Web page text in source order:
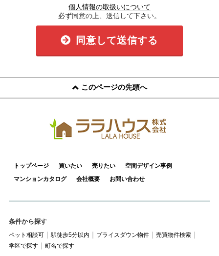
個人情報の取扱いについて
必ず同意の上、送信して下さい。
同意して送信する
このページの先頭へ
トップページ 買いたい 売りたい
空間デザイン事例
マンションカタログ
会社概要 お問い合わせ
条件から探す
ペット相談可 駅徒歩5分以内 プライスダウン物件
売買物件検索
学区で探す
町名で探す